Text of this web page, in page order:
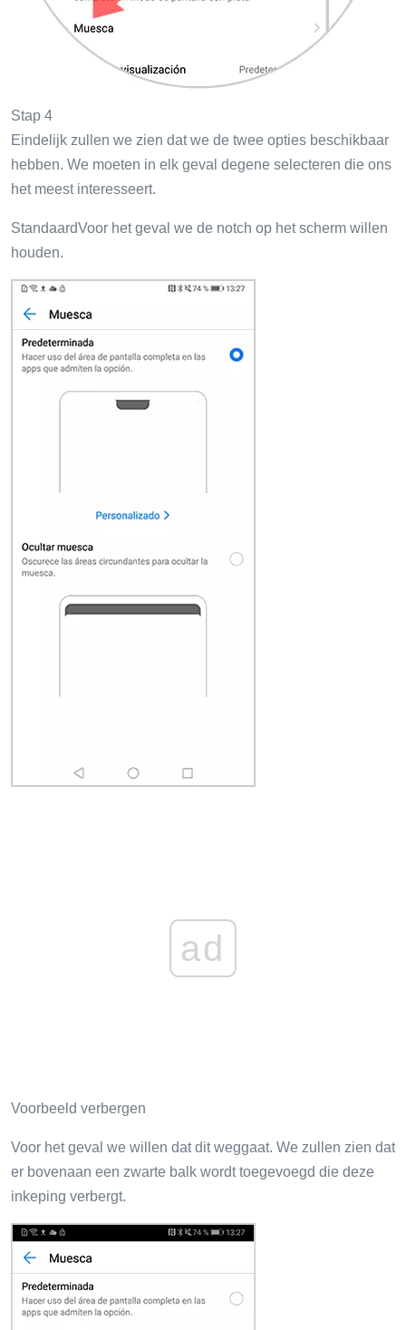
Stap 4
Eindelijk zullen we zien dat we de twee opties beschikbaar
hebben. We moeten in elk geval degene selecteren die ons
het meest interesseert.
StandaardVoor het geval we de notch op het scherm willen
houden.
ad
Voorbeeld verbergen
Voor het geval we willen dat dit weggaat. We zullen zien dat
er bovenaan een zwarte balk wordt toegevoegd die deze
inkeping verbergt.